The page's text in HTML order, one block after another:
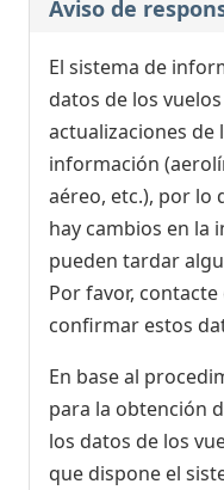
Aviso de
El sistema de
datos de los
actualizaciones
información
aéreo, etc.), por lo
hay cambios en la
pueden tardar
Por favor,
confirmar estos
En base al
para la obtención
los datos de los
que dispone el